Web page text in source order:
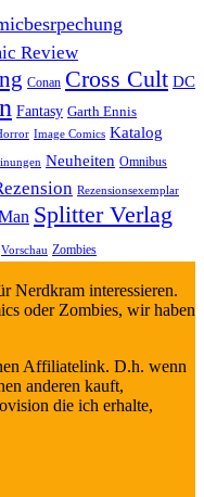
Review
Conan Cross Cult DC
Fantasy Garth Ennis
Image Comics Katalog
Neuheiten Omnibus
Rezensionsexemplar
Splitter Verlag
Vorschau Zombies
Nerdkram interessieren.
oder Zombies, wir haben
Affiliatelink. D.h. wenn
anderen kauft,
die ich erhalte,